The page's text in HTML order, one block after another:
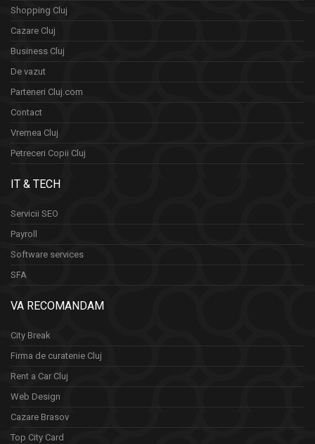
Shopping Cluj
Cazare Cluj
Business Cluj
De vazut
Parteneri Cluj.com
Contact
Vremea Cluj
Petreceri Copii Cluj
IT & TECH
Servicii SEO
Payroll
Software services
SFA
VA RECOMANDAM
City Break
Firma de curatenie Cluj
Rent a Car Cluj
Web Design
Cazare Brasov
Top City Card